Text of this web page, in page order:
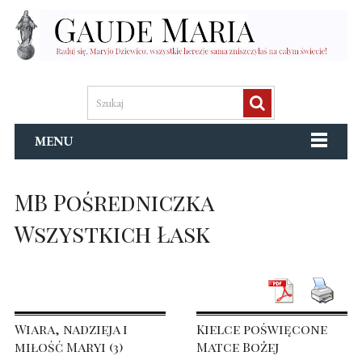
MENU
MB Pośredniczka
Wszystkich Łask
Wiara, nadzieja i
miłość Maryi (3)
Kielce poświęcone
Matce Bożej